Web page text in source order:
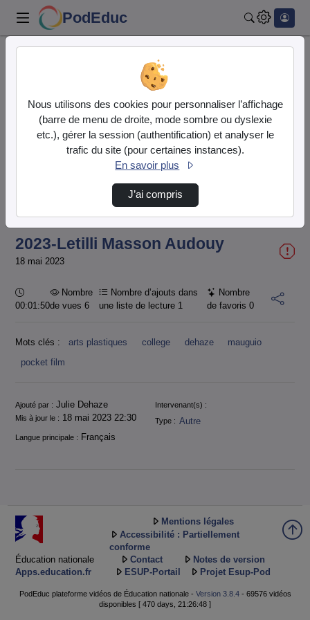
PodEduc
Pocket Film 2023
2023-Letilli Masson Audouy
Lire
la
vidéo
2023-Letilli Masson Audouy
18 mai 2023
Durée :
00:01:50
Nombre
de vues 6
Nombre d’ajouts dans
une liste de lecture 1
Nombre
de favoris 0
Mots clés : arts plastiques college dehaze
mauguio
pocket film
Informations
Ajouté par : Julie Dehaze
Intervenant(s) :
Mis à jour le : 18 mai 2023 22:30 Type : Autre
Langue principale : Français
Éducation nationale
Apps.education.fr
Mentions légales
Accessibilité : Partiellement
conforme
Contact
Notes de version
ESUP-Portail
Projet Esup-Pod
PodEduc plateforme vidéos de Éducation nationale - Version 3.8.4- 69576 vidéos
disponibles [ 470 days, 21:26:48 ]
Nous utilisons des cookies pour personnaliser l’affichage
(barre de menu de droite, mode sombre ou dyslexie
etc.), gérer la session (authentification) et analyser le
trafic du site (pour certaines instances).
En savoir plus
J’ai compris